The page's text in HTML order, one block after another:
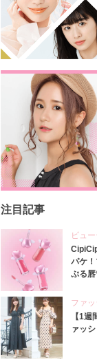
注目記事
ビュ
パケ
ぷる
ファ
【1
ァッ